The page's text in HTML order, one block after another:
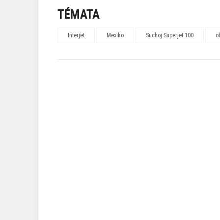
TÉMATA
Interjet Mexiko Suchoj Superjet 100